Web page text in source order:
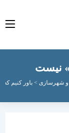
>باور کنیم که معمار